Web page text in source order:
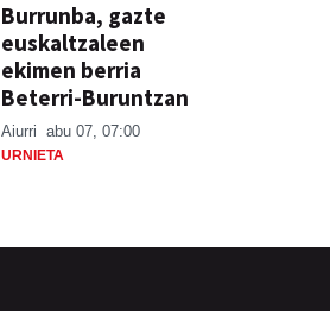
Burrunba, gazte
euskaltzaleen
ekimen berria
Beterri-Buruntzan
Aiurri abu 07, 07:00
URNIETA